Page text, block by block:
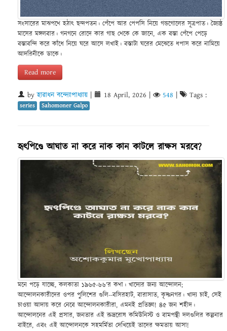
সংসারের মাঝপথে হঠাৎ ছন্দপতন। পেঁপে আর পেপসি নিয়ে গন্ডগোলের সূত্রপাত। জ্যৈষ্ঠ
মাসের মঙ্গলবার। গনগনে রোদে কার গাছ থেকে কে জানে, এক বস্তা পেঁপে পেড়ে
বস্তাবন্দি করে কাঁধে নিয়ে ঘরে আসে লখাই। বস্তাটা ঘরের মেঝেতে ধপাস করে নামিয়ে
আদরিনীকে ডাকে।
Read more
byহারাধন বন্দ্যোপাধ্যায় | 18 April, 2026 | 548 | Tags :
series Sahomoner Galpo
হৃৎপিণ্ডে আঘাত না করে নাক কান কাটলে রাক্ষস মরবে?
মনে পড়ে যাচ্ছে, কলকাতা ১৯৬৫-৬৬’র কথা। খাদ্যের জন্য আন্দোলন;
আন্দোলনকারীদের ওপর পুলিশের গুলি--বসিরহাট, বারাসাত, কৃষ্ণনগর। খাদ্য চাই, সেই
চাওয়া আদায় করে নেবে আন্দোলনকারীরা, এমনই প্রতিজ্ঞা! ৪৫ জন শহীদ।
আন্দোলনের এই প্রসার, জনতার এই রুদ্ররোষ কমিউনিস্ট ও বামপন্থী দলগুলির কল্পনার
বাইরে, এবং এই আন্দোলনকে সহমর্মিতা দেখিয়েই তাদের ক্ষমতায় আসা!